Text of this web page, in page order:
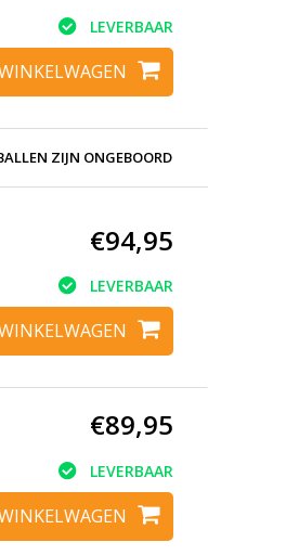
LEVERBAAR
ZIJN ONGEBOORD
€94,95
LEVERBAAR
€89,95
LEVERBAAR